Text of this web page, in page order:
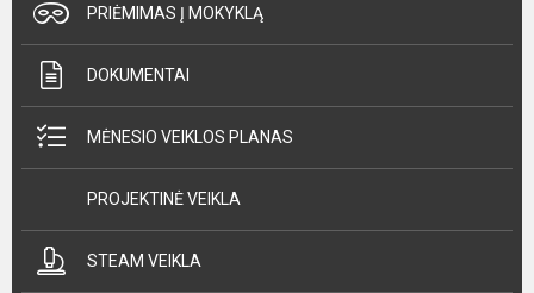
PRIĖMIMAS Į MOKYKLĄ
DOKUMENTAI
MĖNESIO VEIKLOS PLANAS
PROJEKTINĖ VEIKLA
STEAM VEIKLA